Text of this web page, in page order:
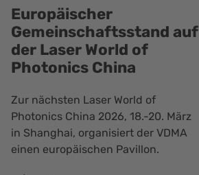
Europäischer
Gemeinschaftsstand auf
der Laser World of
Photonics China
Zur nächsten Laser World of
Photonics China 2026, 18.-20. März
in Shanghai, organisiert der VDMA
einen europäischen Pavillon.